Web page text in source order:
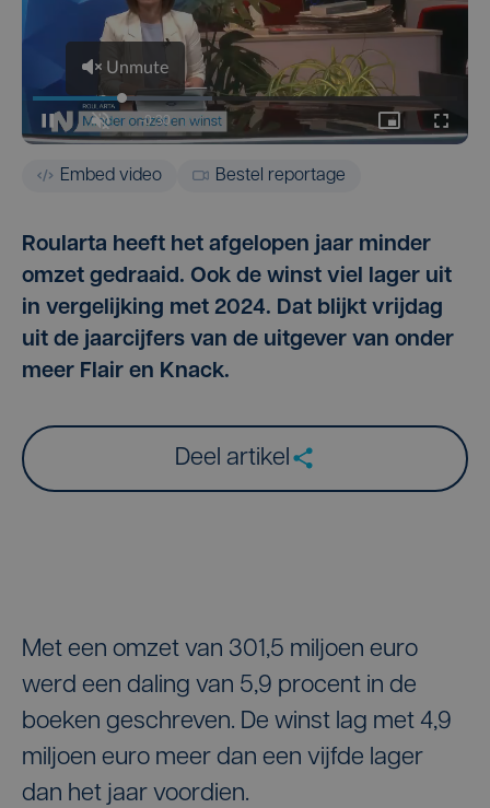
Embed video Bestel reportage
Roularta heeft het afgelopen jaar minder
omzet gedraaid. Ook de winst viel lager uit
in vergelijking met 2024. Dat blijkt vrijdag
uit de jaarcijfers van de uitgever van onder
meer Flair en Knack.
Deel artikel
Met een omzet van 301,5 miljoen euro
werd een daling van 5,9 procent in de
boeken geschreven. De winst lag met 4,9
miljoen euro meer dan een vijfde lager
dan het jaar voordien.